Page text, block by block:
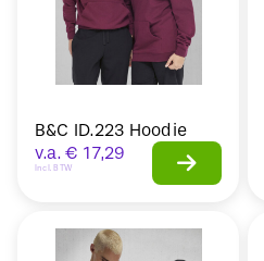
B&C ID.223 Hoodie
v.a. € 17,29
Incl. BTW